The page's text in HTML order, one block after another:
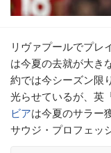
リヴァプールでプレ
は今夏の去就が大き
約では今シーズン限
光らせているが、英
ビアは今夏のサラー
サウジ・プロフェッ